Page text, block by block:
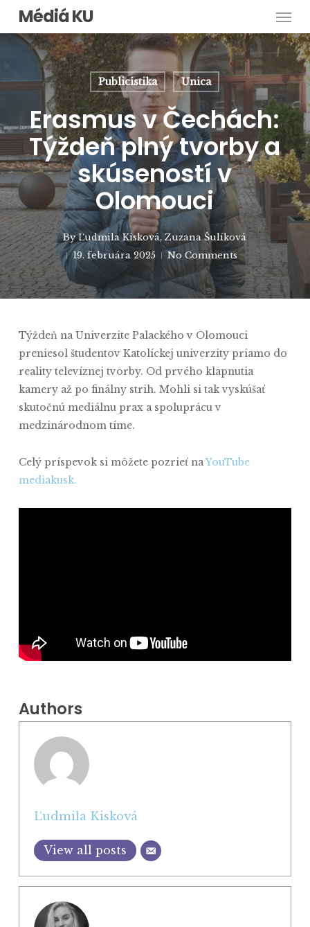
Skip
main
content
Médiá KU
Publicistika Unica
Erasmus v Čechách:
Týždeň plný tvorby a
skúseností v
Olomouci
By Ľudmila Kisková,Zuzana Šulíková
19. februára 2025
No Comments
Týždeň na Univerzite Palackého v Olomouci
preniesol študentov Katolíckej univerzity priamo do
reality televíznej tvorby. Od prvého klapnutia
kamery až po finálny strih. Mohli si tak vyskúšať
skutočnú mediálnu prax a spoluprácu v
medzinárodnom tíme.
Celý príspevok si môžete pozrieť naYouTube
mediakusk.
Authors
Ľudmila Kisková
View all posts